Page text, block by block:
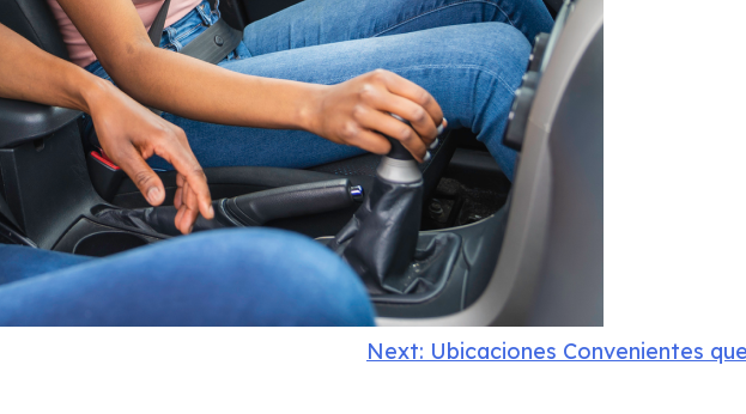
Next: Ubicaciones Convenientes